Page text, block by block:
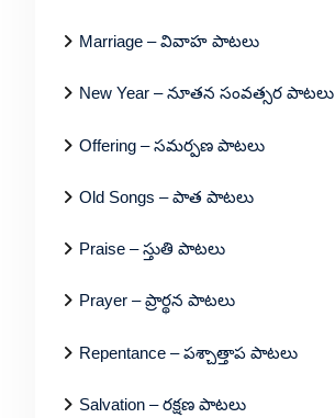
Marriage – వివాహ పాటలు
New Year – నూతన సంవత్సర పాటలు
Offering – సమర్పణ పాటలు
Old Songs – పాత పాటలు
Praise – స్తుతి పాటలు
Prayer – ప్రార్థన పాటలు
Repentance – పశ్చాత్తాప పాటలు
Salvation – రక్షణ పాటలు